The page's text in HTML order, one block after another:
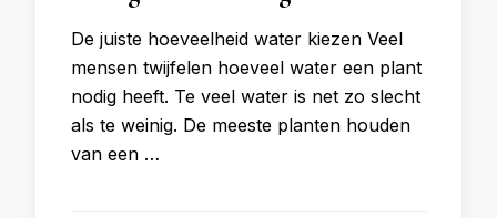
De juiste hoeveelheid water kiezen Veel
mensen twijfelen hoeveel water een plant
nodig heeft. Te veel water is net zo slecht
als te weinig. De meeste planten houden
van een …